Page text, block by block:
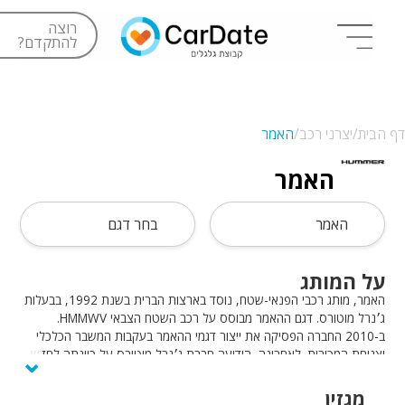
רוצה
להתקדם?
דף הבית/יצרני רכב/האמר
האמר
האמר בחר דגם
על המותג
האמר, מותג רכבי הפנאי-שטח, נוסד בארצות הברית בשנת 1992, בבעלות
ג׳נרל מוטורס. דגם ההאמר מבוסס על רכב השטח הצבאי HMMWV.
ב-2010 החברה הפסיקה את ייצור דגמי ההאמר בעקבות המשבר הכלכלי
וצניחת המכירות. לאחרונה, הודיעה חברת ג׳נרל מוטורס על כוונתה לחדש
⌄
מגזין